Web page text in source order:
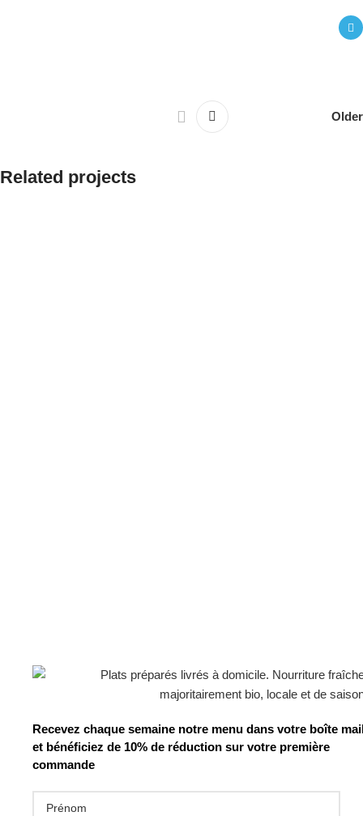
Older
Related projects
Recevez chaque semaine notre menu dans votre boîte
et bénéficiez de 10% de réduction sur votre première
commande